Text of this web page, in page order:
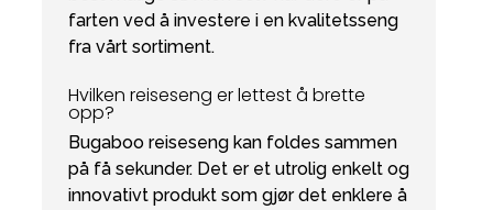
farten ved å investere i en kvalitetsseng
fra vårt sortiment.
Hvilken reiseseng er lettest å brette
opp?
Bugaboo reiseseng kan foldes sammen
på få sekunder. Det er et utrolig enkelt og
innovativt produkt som gjør det enklere å